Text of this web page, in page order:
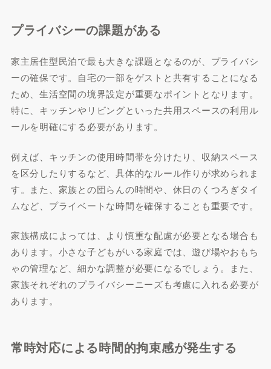
プライバシーの課題がある
家主居住型民泊で最も大きな課題となるのが、プライバシ
ーの確保です。自宅の一部をゲストと共有することになる
ため、生活空間の境界設定が重要なポイントとなります。
特に、キッチンやリビングといった共用スペースの利用ル
ールを明確にする必要があります。
例えば、キッチンの使用時間帯を分けたり、収納スペース
を区分したりするなど、具体的なルール作りが求められま
す。また、家族との団らんの時間や、休日のくつろぎタイ
ムなど、プライベートな時間を確保することも重要です。
家族構成によっては、より慎重な配慮が必要となる場合も
あります。小さな子どもがいる家庭では、遊び場やおもち
ゃの管理など、細かな調整が必要になるでしょう。また、
家族それぞれのプライバシーニーズも考慮に入れる必要が
あります。
常時対応による時間的拘束感が発生する